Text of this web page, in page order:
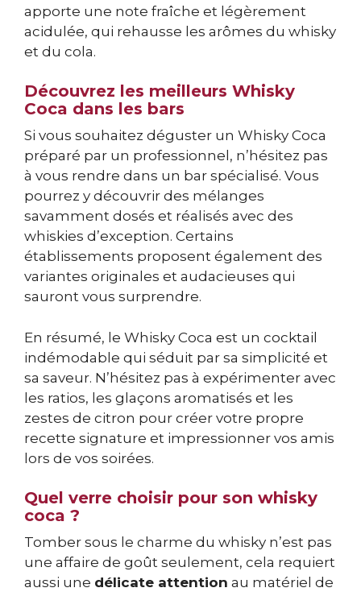
apporte une note fraîche et légèrement
acidulée, qui rehausse les arômes du whisky
et du cola.
Découvrez les meilleurs Whisky
Coca dans les bars
Si vous souhaitez déguster un Whisky Coca
préparé par un professionnel, n’hésitez pas
à vous rendre dans un bar spécialisé. Vous
pourrez y découvrir des mélanges
savamment dosés et réalisés avec des
whiskies d’exception. Certains
établissements proposent également des
variantes originales et audacieuses qui
sauront vous surprendre.
En résumé, le Whisky Coca est un cocktail
indémodable qui séduit par sa simplicité et
sa saveur. N’hésitez pas à expérimenter avec
les ratios, les glaçons aromatisés et les
zestes de citron pour créer votre propre
recette signature et impressionner vos amis
lors de vos soirées.
Quel verre choisir pour son whisky
coca ?
Tomber sous le charme du whisky n’est pas
une affaire de goût seulement, cela requiert
aussi une délicate attention au matériel de